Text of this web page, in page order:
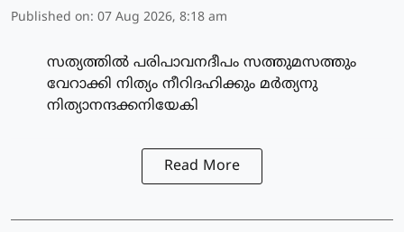
Published on: 07 Aug 2026, 8:18 am
സത്യത്തിൽ പരിപാവനദീപം സത്തുമസത്തും
വേറാക്കി നിത്യം നീറിദഹിക്കും മർത്യനു
നിത്യാനന്ദക്കനിയേകി
Read More